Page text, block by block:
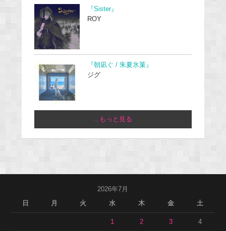
『Sister』
ROY
『朝凪ぐ / 朱夏氷菓』
ジグ
...もっと見る
2026年7月
日
月 火 水 木 金 土
1 2 3 4